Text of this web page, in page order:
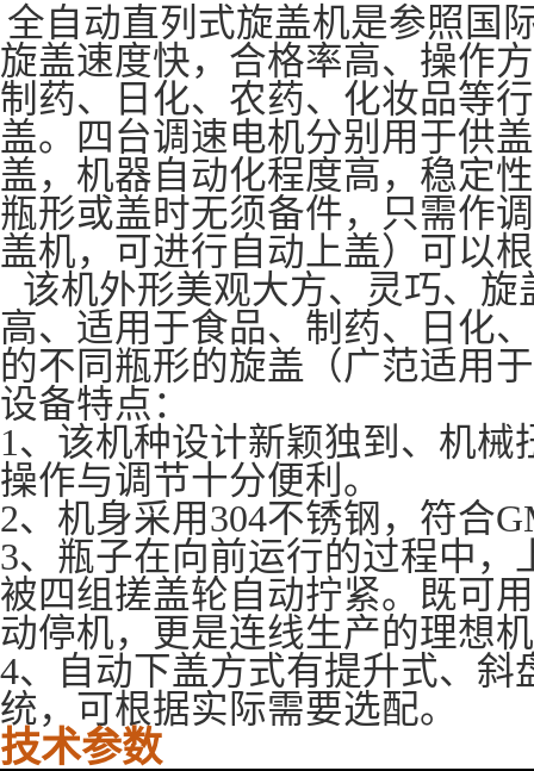
全自动直列式旋盖机是参照国
旋盖速度快，合格率高、操作
制药、日化、农药、化妆品等
盖。四台调速电机分别用于供
盖，机器自动化程度高，稳定
瓶形或盖时无须备件，只需作
盖机，可进行自动上盖）可
该机外形美观大方、灵巧、
高、适用于食品、制药、日化
的不同瓶形的旋盖（广范适用
设备特点：
1、该机种设计新颖独到、机械
操作与调节十分便利。
2、机身采用304不锈钢，符合
3、瓶子在向前运行的过程中，
被四组搓盖轮自动拧紧。既可
动停机，更是连线生产的理想
4、自动下盖方式有提升式、斜
统，可根据实际需要选配。
技术参数